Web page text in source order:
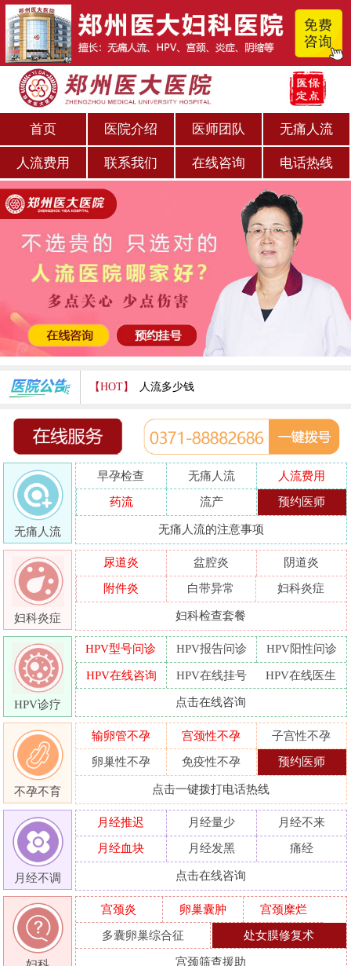
首页 医院介绍 医师团队 无痛人流
人流费用 联系我们 在线咨询 电话热线
【HOT】 人流多少钱
打胎费用多少
人流医院哪家好
哪家人流专业
人流好的医院
做人流哪里好
无痛人流
早孕检查 无痛人流
人流费用
药流
流产 预约医师
无痛人流的注意事项
妇科炎症
尿道炎 盆腔炎
阴道炎
附件炎
白带异常 妇科炎症
妇科检查套餐
HPV诊疗
HPV型号问诊 HPV报告问诊
HPV阳性问诊
HPV在线咨询
HPV在线挂号 HPV在线医生
点击在线咨询
不孕不育
输卵管不孕 宫颈性不孕
子宫性不孕
卵巢性不孕
免疫性不孕 预约医师
点击一键拨打电话热线
月经不调
月经推迟 月经量少
月经不来
月经血块
月经发黑 痛经
点击在线咨询
宫颈炎 卵巢囊肿
宫颈糜烂
多囊卵巢综合征
处女膜修复术
宫颈筛查援助